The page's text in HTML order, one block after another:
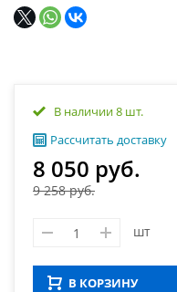
В наличии 8 шт.
Рассчитать доставку
8 050 руб.
9 258 руб.
шт
В КОРЗИНУ